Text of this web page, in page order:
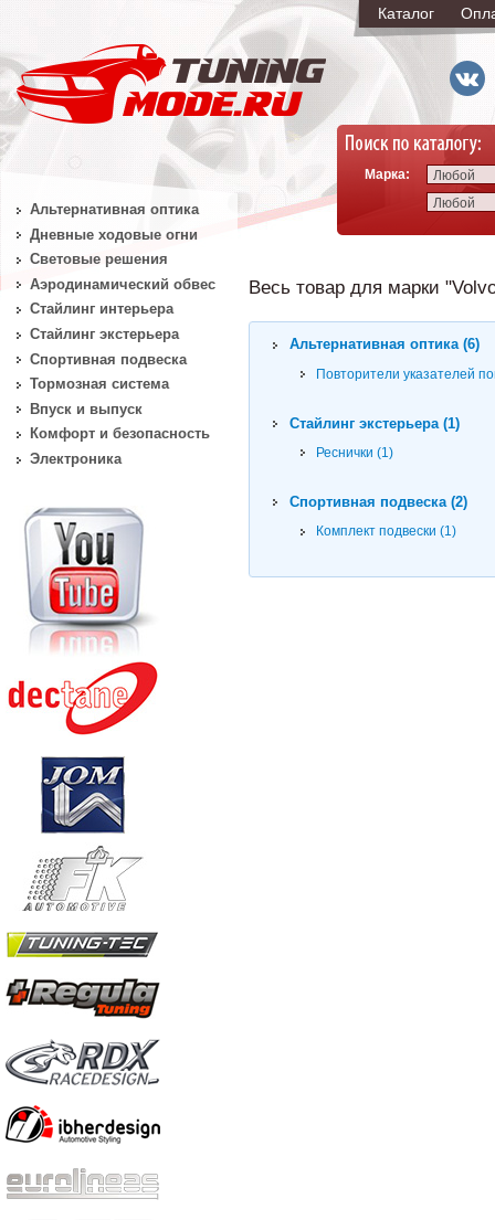
Каталог
Марка:
Любой
Любой
Весь товар для марки
Альтернативная оптика (6)
Повторители указателей
Стайлинг экстерьера (1)
Реснички (1)
Спортивная подвеска (2)
Комплект подвески (1)
Альтернативная оптика
Дневные ходовые огни
Световые решения
Аэродинамический обвес
Стайлинг интерьера
Стайлинг экстерьера
Спортивная подвеска
Тормозная система
Впуск и выпуск
Комфорт и безопасность
Электроника